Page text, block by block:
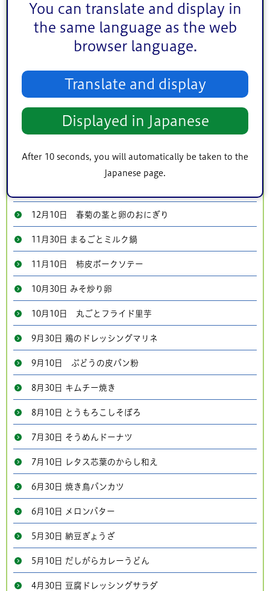
You can translate and display in
the same language as the web
browser language.
Translate and display
Displayed in Japanese
After 10 seconds, you will automatically be taken to the
Japanese page.
2021年(令和3年)度
3月30日 根菜のポン酢漬け
2月28日 ひなあられのバター焼き
2月10日 ブロッコリーの芯と葉のスープ
12月10日 春菊の茎と卵のおにぎり
11月30日 まるごとミルク鍋
11月10日 柿皮ポークソテー
10月30日 みそ炒り卵
10月10日 丸ごとフライド里芋
9月30日 鶏のドレッシングマリネ
9月10日 ぶどうの皮パン粉
8月30日 キムチー焼き
8月10日 とうもろこしそぼろ
7月30日 そうめんドーナツ
7月10日 レタス芯葉のからし和え
6月30日 焼き鳥パンカツ
6月10日 メロンバター
5月30日 納豆ぎょうざ
5月10日 だしがらカレーうどん
4月30日 豆腐ドレッシングサラダ